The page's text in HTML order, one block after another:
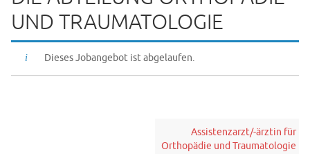
UND TRAUMATOLOGIE
Dieses Jobangebot ist abgelaufen.
Assistenzarzt/-ärztin für
Orthopädie und Traumatologie